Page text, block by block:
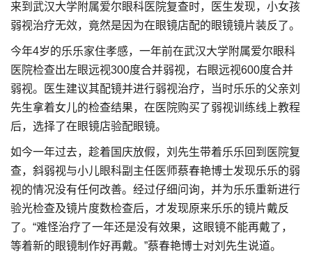
来到武汉大学附属爱尔眼科医院复查时，医生发现，小女孩
弱视治疗无效，竟然是因为在眼镜店配的眼镜镜片装反了。
今年4岁的乐乐家住孝感，一年前在武汉大学附属爱尔眼科
医院检查出左眼远视300度合并弱视，右眼远视600度合并
弱视。医生建议其配镜并进行弱视治疗，当时乐乐的父亲刘
先生拿着女儿的检查结果，在医院购买了弱视训练线上教程
后，选择了在眼镜店验配眼镜。
如今一年过去，趁着国庆放假，刘先生带着乐乐回到医院复
查，斜弱视与小儿眼科副主任医师蔡春艳博士发现乐乐的弱
视的情况没有任何改善。经过仔细问询，并为乐乐重新进行
验光检查及镜片度数检查后，才发现原来乐乐的镜片戴反
了。“难怪治疗了一年还是没有效果，这眼镜不能再戴了，
等着新的眼镜制作好再戴。”蔡春艳博士对刘先生说道。